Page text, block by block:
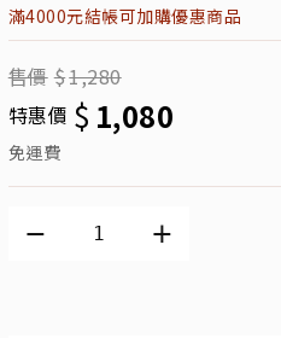
滿4000元結帳可加購優惠商品
售價 $1,280
特惠價 $ 1,080
免運費